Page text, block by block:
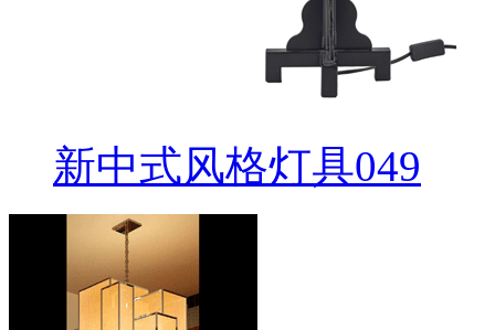
新中式风格灯具049